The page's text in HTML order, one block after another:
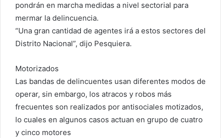
pondrán en marcha medidas a nivel sectorial para
mermar la delincuencia.
“Una gran cantidad de agentes irá a estos sectores del
Distrito Nacional”, dijo Pesquiera.
Motorizados
Las bandas de delincuentes usan diferentes modos de
operar, sin embargo, los atracos y robos más
frecuentes son realizados por antisociales motizados,
lo cuales en algunos casos actuan en grupo de cuatro
y cinco motores